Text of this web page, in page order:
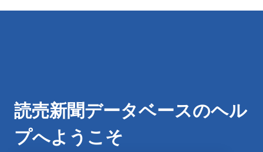
読売新聞データベースのヘル
プへようこそ